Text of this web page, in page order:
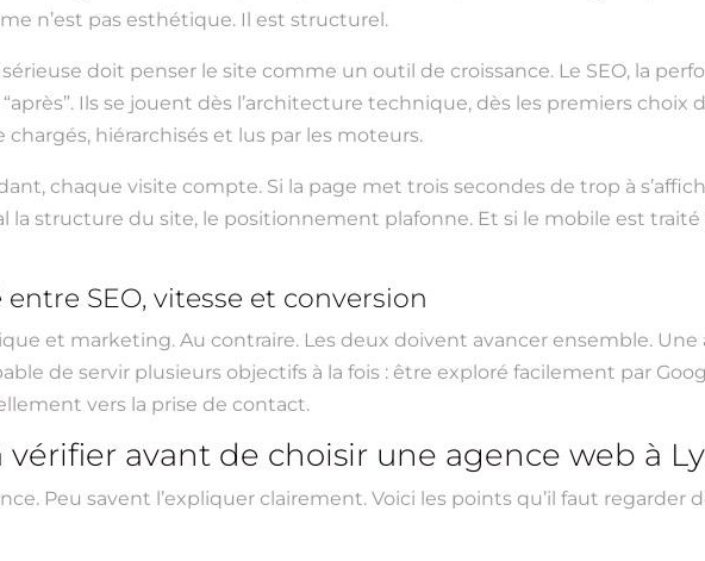
n’est pas esthétique. Il est structurel.
doit penser le site comme un outil de croissance. Le SEO, la
Ils se jouent dès l’architecture technique, dès les premiers choix
hiérarchisés et lus par les moteurs.
chaque visite compte. Si la page met trois secondes de trop à
la structure du site, le positionnement plafonne. Et si le mobile est traité
SEO, vitesse et conversion
et marketing. Au contraire. Les deux doivent avancer ensemble. Une
de servir plusieurs objectifs à la fois : être exploré facilement par
vers la prise de contact.
vérifier avant de choisir une agence web à
Peu savent l’expliquer clairement. Voici les points qu’il faut regarder